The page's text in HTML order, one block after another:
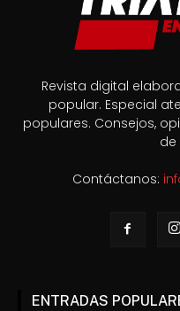
Revista digital
popular. Especial
populares. Consejos,
de
Contáctanos:
ENTRADAS